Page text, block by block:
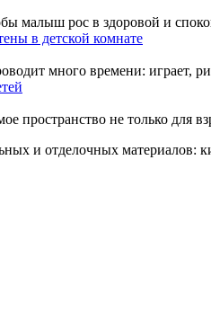
малыш рос в здоровой и
в детской комнате
много времени: играет,
пространство не только для
и отделочных материалов: